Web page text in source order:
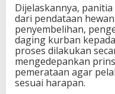
Dijelaskannya,
dari pendataan
penyembelihan,
daging kurban
proses dilakukan
mengedepankan
pemerataan agar
sesuai harapan.